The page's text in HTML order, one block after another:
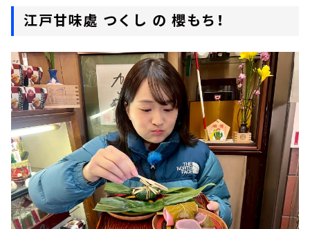
江戸甘味處 つくし の 櫻もち！